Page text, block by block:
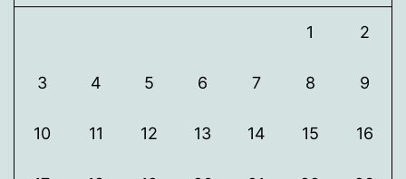
1 2
3 4 5 6 7 8 9
10 11 12 13 14 15 16